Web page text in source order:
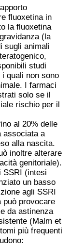
fluoxetina in
la fluoxetina
(la
sugli animali
studi
quali non sono
I farmaci
solo se il
rischio per il
al 20% delle
associata a
alla nascita.
inoltre alterare
genitoriale).
SSRI (intesi
un basso
agli SSRI
può provocare
da astinenza
(Malm et
più frequenti